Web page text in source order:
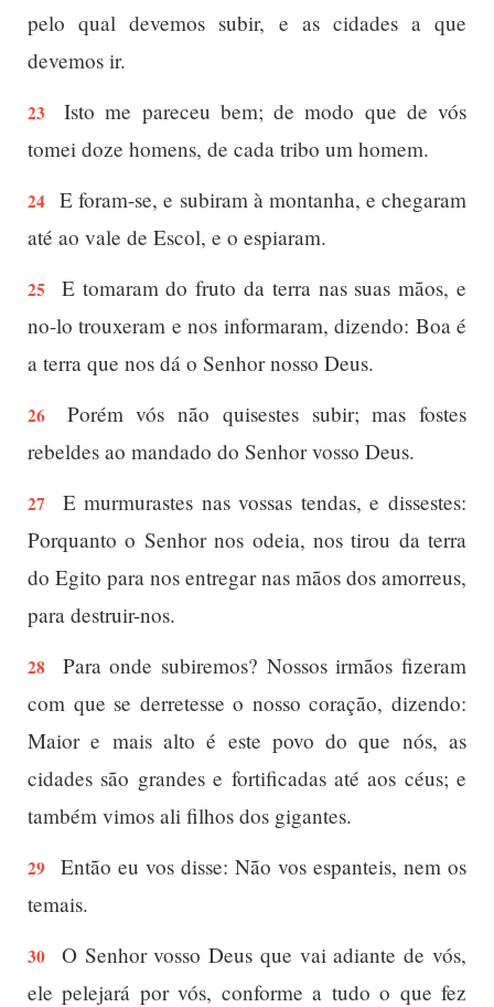
pelo qual devemos subir, e as cidades a que
devemos ir.
23
Isto me pareceu bem; de modo que de vós
tomei doze homens, de cada tribo um homem.
24 E foram-se, e subiram à montanha, e chegaram
até ao vale de Escol, e o espiaram.
25
E tomaram do fruto da terra nas suas mãos, e
no-lo trouxeram e nos informaram, dizendo: Boa é
a terra que nos dá o Senhor nosso Deus.
26
Porém vós não quisestes subir; mas fostes
rebeldes ao mandado do Senhor vosso Deus.
27
E murmurastes nas vossas tendas, e dissestes:
Porquanto o Senhor nos odeia, nos tirou da terra
do Egito para nos entregar nas mãos dos amorreus,
para destruir-nos.
28
Para onde subiremos? Nossos irmãos fizeram
com que se derretesse o nosso coração, dizendo:
Maior e mais alto é este povo do que nós, as
cidades são grandes e fortificadas até aos céus; e
também vimos ali filhos dos gigantes.
29
Então eu vos disse: Não vos espanteis, nem os
temais.
30
O Senhor vosso Deus que vai adiante de vós,
ele pelejará por vós, conforme a tudo o que fez